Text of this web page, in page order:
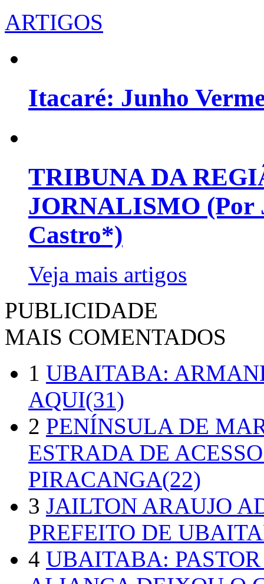
ARTIGOS
Itacaré: Junho
TRIBUNA DA
JORNALISMO (Por
Castro*)
Veja mais artigos
PUBLICIDADE
MAIS COMENTADOS
1 UBAITABA:
AQUI(31)
2 PENÍNSULA DE
ESTRADA DE
PIRACANGA(22)
3 JAILTON ARAUJO
PREFEITO DE
4 UBAITABA: